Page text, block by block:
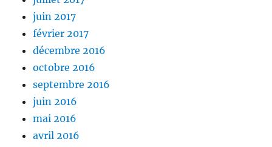
juin 2017
février 2017
décembre 2016
octobre 2016
septembre 2016
juin 2016
mai 2016
avril 2016